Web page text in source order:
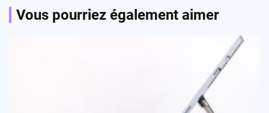
Vous pourriez également aimer